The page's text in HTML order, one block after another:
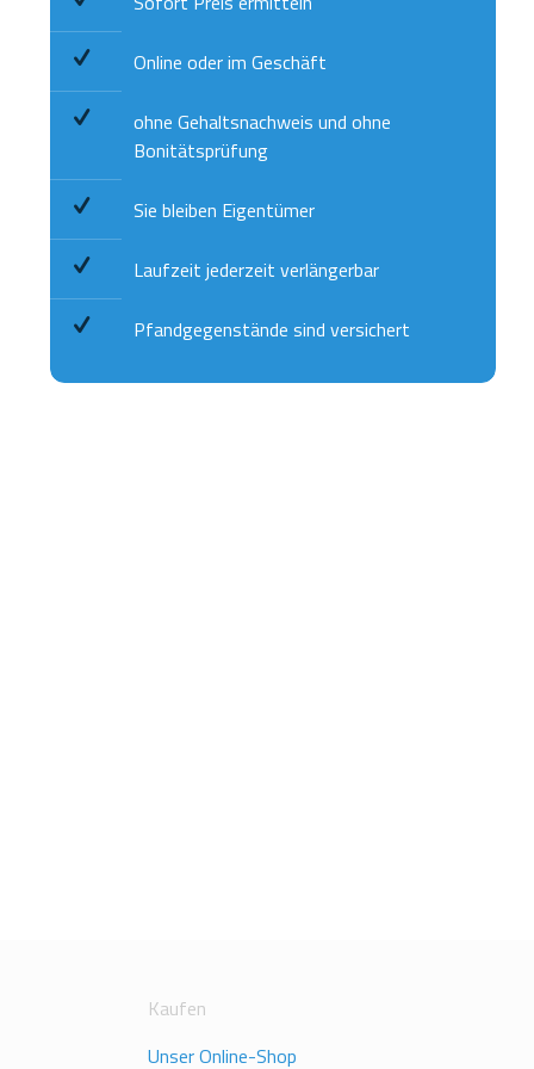
Online oder im Geschäft
ohne Gehaltsnachweis und ohne
Bonitätsprüfung
Sie bleiben Eigentümer
Laufzeit jederzeit verlängerbar
Pfandgegenstände sind versichert
Kaufen
Unser Online-Shop